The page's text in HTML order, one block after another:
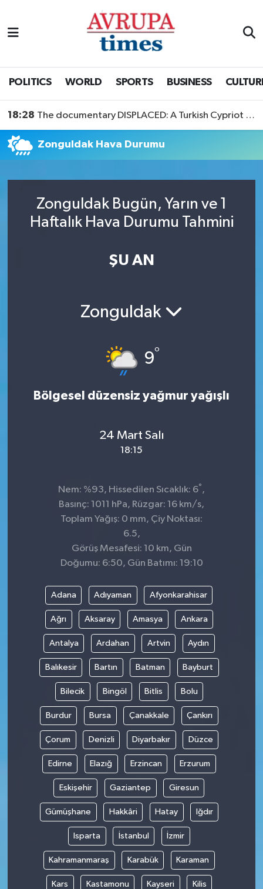
POLITICS WORLD SPORTS BUSINESS
18:28 The documentary DISPLACED: A Turkish Cypriot Story is now available to watch
Zonguldak Hava Durumu
Zonguldak Bugün, Yarın ve 1
Haftalık Hava Durumu Tahmini
ŞU AN
Zonguldak
9°
Bölgesel düzensiz yağmur yağışlı
24 Mart Salı
18:15
Nem: %93, Hissedilen Sıcaklık: 6° ,
Basınç: 1011 hPa, Rüzgar: 16 km/s,
Toplam Yağış: 0 mm, Çiy Noktası:
6.5,
Görüş Mesafesi: 10 km, Gün
Doğumu: 6:50, Gün Batımı: 19:10
Adana Adıyaman Afyonkarahisar
Ağrı Aksaray Amasya Ankara
Antalya Ardahan Artvin Aydın
Balıkesir Bartın Batman Bayburt
Bilecik Bingöl Bitlis Bolu
Burdur Bursa Çanakkale Çankırı
Çorum Denizli Diyarbakır Düzce
Edirne Elazığ Erzincan Erzurum
Eskişehir Gaziantep Giresun
Gümüşhane Hakkâri Hatay Iğdır
Isparta İstanbul İzmir
Kahramanmaraş Karabük Karaman
Kars Kastamonu Kayseri Kilis
Nöbetçi Eczaneler
Son Dakika Haberleri